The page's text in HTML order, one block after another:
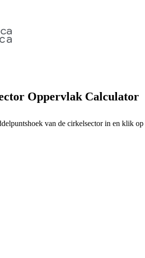
Oppervlak Calculator
van de cirkelsector in en klik op